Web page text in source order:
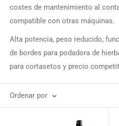
costes de mantenimiento al
compatible con otras máquinas.
Alta potencia, peso reducido,
de bordes para podadora de
para cortasetos y precio
Ordenar por